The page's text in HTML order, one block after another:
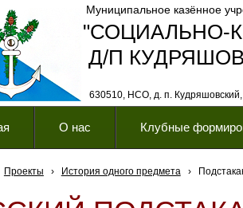
"СОЦИАЛЬНО-
630510, НСО, д. п. Кудряшовский,
Муниципальное казённое
Д/П
О нас Клубные
Проекты › История одного предмета ›